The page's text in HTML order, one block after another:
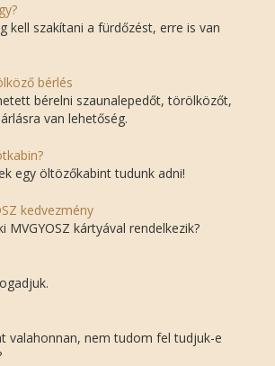
kell szakítani a fürdőzést, erre is van
bérlés
bérelni szaunalepedőt, törölközőt,
van lehetőség.
egy öltözőkabint tudunk adni!
kedvezmény
MVGYOSZ kártyával rendelkezik?
valahonnan, nem tudom fel tudjuk-e